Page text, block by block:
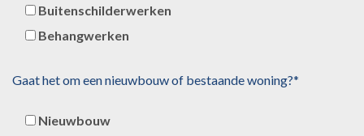
Buitenschilderwerken
Behangwerken
Gaat het om een nieuwbouw of bestaande woning?*
Nieuwbouw